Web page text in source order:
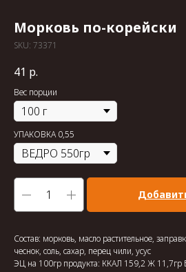
Морковь по-корейски
SKU: 73371
41 р.
Вес порции
УПАКОВКА 0,55
Состав: морковь, масло растительное,
чеснок, соль, сахар, перец чили, усус
ЭЦ на 100гр продукта: ККАЛ 159,2 Ж 11,7гр